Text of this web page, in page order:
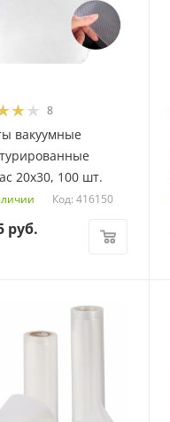
8
вакуумные
20х30, 100 шт.
Код: 416150
руб.